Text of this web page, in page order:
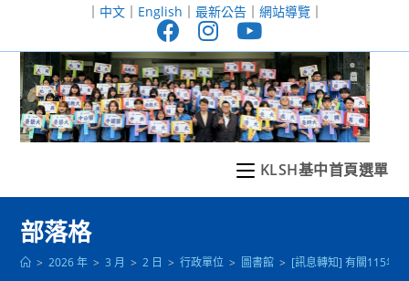
至
｜ 中文｜ English ｜ 最新公告｜ 網站導覽｜
KLSH基中首頁選單
部落格
> 2026 年 > 3 月 > 2 日 > 行政單位 > 圖書館 > [訊息轉知] 有關115年